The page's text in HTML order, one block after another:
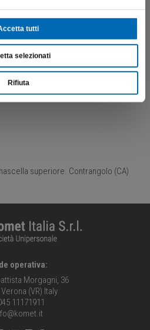
tutti
selezionati
Rifiuta
superiore. Contrangolo (CA)
operativa:
Morgagni, 36
(VR) Italy
11171911